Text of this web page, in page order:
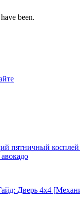
been.
пятничный косплей
Дверь 4х4